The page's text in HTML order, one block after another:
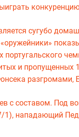
сугубо
португальского
и
разгромами,
с составом. Под
1), нападающий